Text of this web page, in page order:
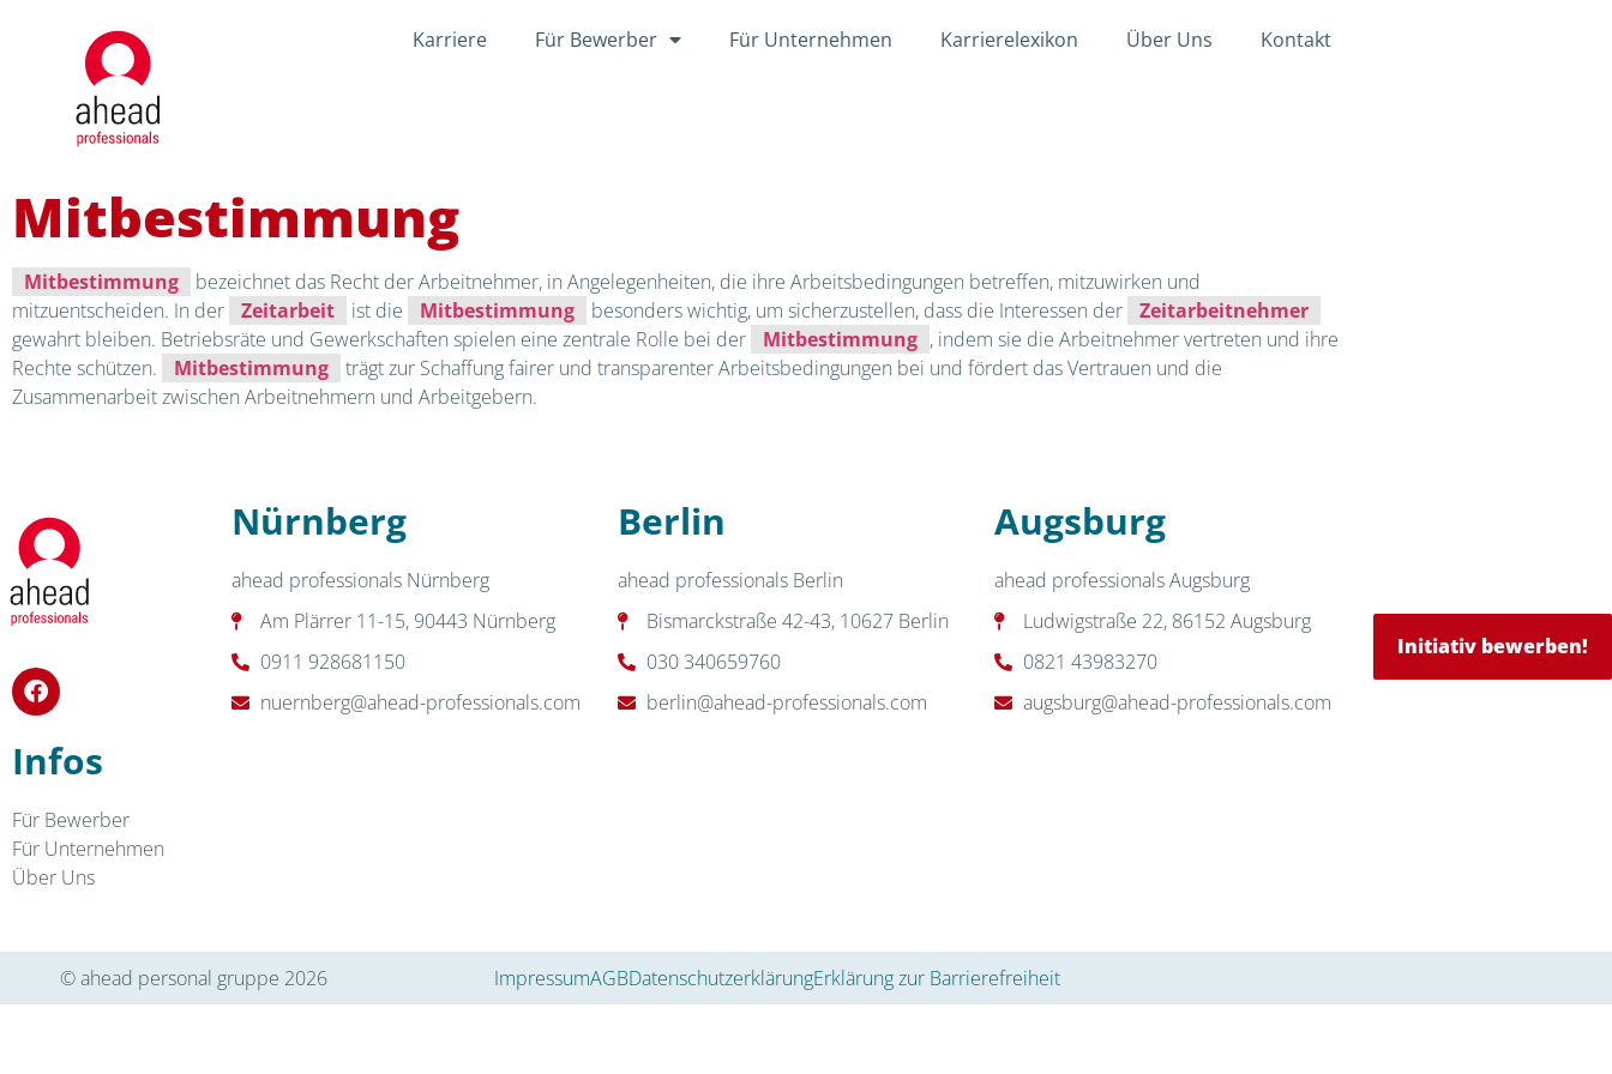
Karriere Für Bewerber Für Unternehmen Karrierelexikon Über Uns Kontakt
Mitbestimmung
Mitbestimmung
bezeichnet das Recht der Arbeitnehmer, in Angelegenheiten, die ihre Arbeitsbedingungen betreffen, mitzuwirken und
mitzuentscheiden. In der
Zeitarbeit ist die Mitbestimmung besonders wichtig, um sicherzustellen, dass die Interessen der
Zeitarbeitnehmer
gewahrt bleiben. Betriebsräte und Gewerkschaften spielen eine zentrale Rolle bei der
Mitbestimmung , indem sie die Arbeitnehmer vertreten und ihre
Rechte schützen.
Mitbestimmung
trägt zur Schaffung fairer und transparenter Arbeitsbedingungen bei und fördert das Vertrauen und die
Zusammenarbeit zwischen Arbeitnehmern und Arbeitgebern.
Initiativ bewerben!
Infos
Für Bewerber
Für Unternehmen
Über Uns
Nürnberg
ahead professionals Nürnberg
Am Plärrer 11-15, 90443 Nürnberg
0911 928681150
nuernberg@ahead-professionals.com
Berlin
ahead professionals Berlin
Bismarckstraße 42-43, 10627 Berlin
030 340659760
berlin@ahead-professionals.com
Augsburg
ahead professionals Augsburg
Ludwigstraße 22, 86152 Augsburg
0821 43983270
augsburg@ahead-professionals.com
© ahead personal gruppe 2026 ImpressumAGBDatenschutzerklärungErklärung zur Barrierefreiheit